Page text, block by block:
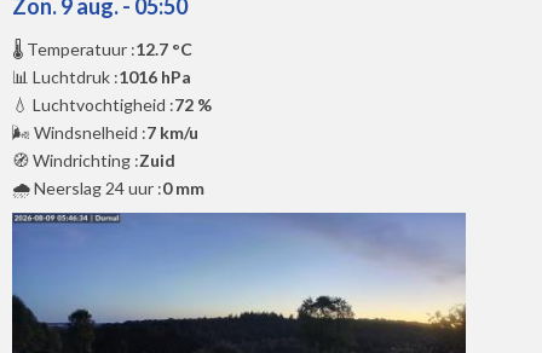
Zon. 9 aug. - 05:50
🌡️ Temperatuur :12.7 °C
📊 Luchtdruk :1016 hPa
💧 Luchtvochtigheid :72 %
🌬️ Windsnelheid :7 km/u
🧭 Windrichting :Zuid
🌧️ Neerslag 24 uur :0 mm